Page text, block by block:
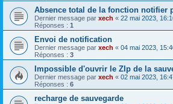
Absence total de la fonction notifier
Dernier message par xech « 22 mai 2023,
Réponses : 1
Envoi de notification
Dernier message par xech « 04 mai 2023,
Réponses : 3
Impossible d'ouvrir le ZIp de la
Dernier message par xech « 02 mai 2023,
Réponses : 6
recharge de sauvegarde